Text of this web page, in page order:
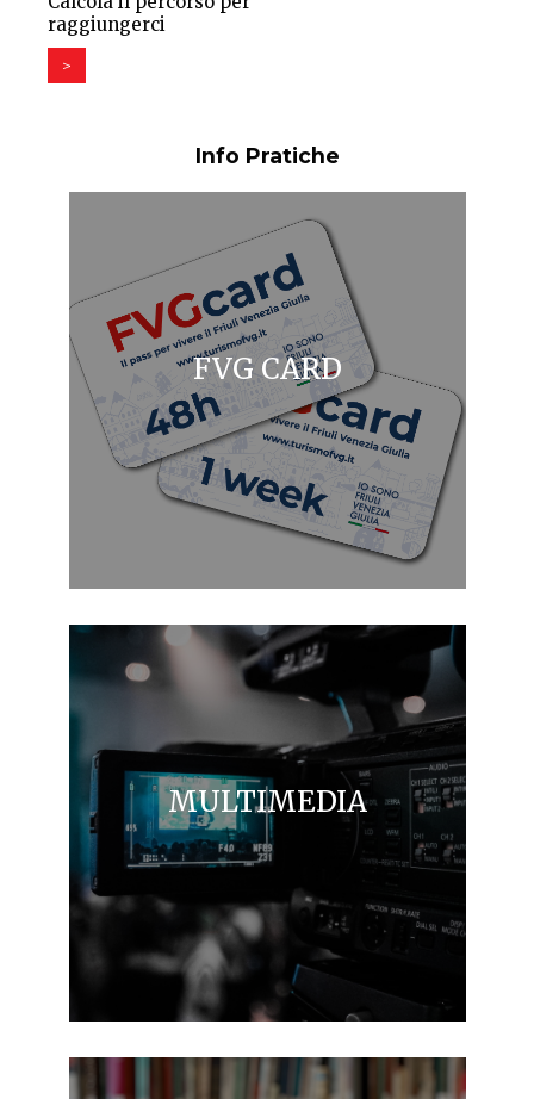
raggiungerci
>
Info Pratiche
FVG CARD
MULTIMEDIA